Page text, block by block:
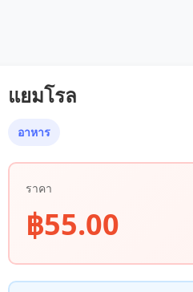
แยมโรล
อาหาร
ราคา
฿55.00